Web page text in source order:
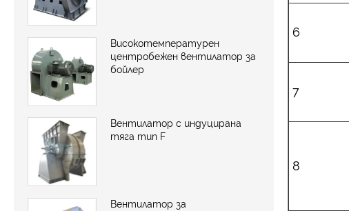
Високотемпературен
центробежен вентилатор за
бойлер
Вентилатор с индуцирана
тяга тип F
Вентилатор за
6
7
8